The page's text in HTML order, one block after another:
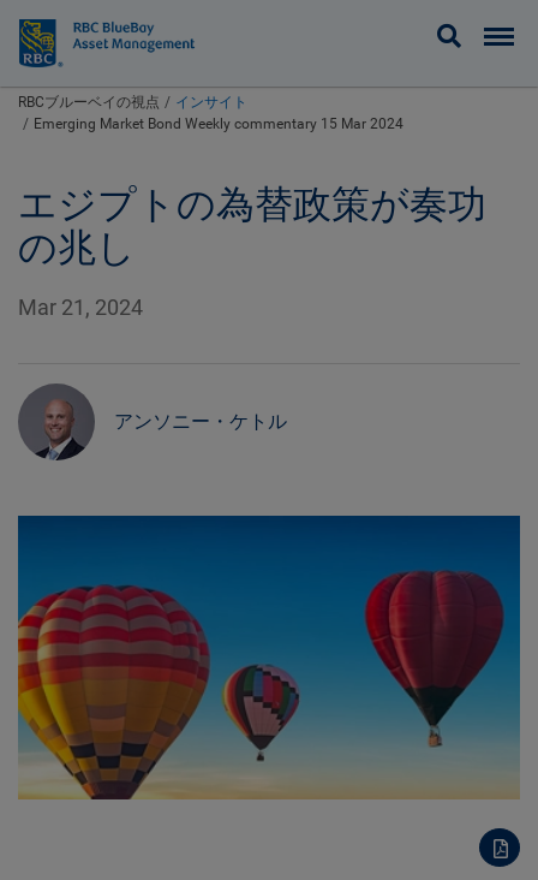
BlueBay
RBCブルーベイの視点
インサイト
Emerging Market Bond Weekly commentary 15 Mar 2024
エジプトの為替政策が奏功
の兆し
Mar 21, 2024
アンソニー・ケトル